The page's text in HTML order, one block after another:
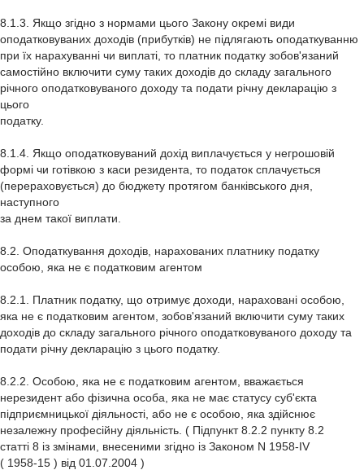
8.1.3. Якщо згідно з нормами цього Закону окремі види
оподатковуваних доходів (прибутків) не підлягають оподаткуванню
при їх нарахуванні чи виплаті, то платник податку зобов'язаний
самостійно включити суму таких доходів до складу загального
річного оподатковуваного доходу та подати річну декларацію з
цього
податку.
8.1.4. Якщо оподатковуваний дохід виплачується у негрошовій
формі чи готівкою з каси резидента, то податок сплачується
(перераховується) до бюджету протягом банківського дня,
наступного
за днем такої виплати.
8.2. Оподаткування доходів, нарахованих платнику податку
особою, яка не є податковим агентом
8.2.1. Платник податку, що отримує доходи, нараховані особою,
яка не є податковим агентом, зобов'язаний включити суму таких
доходів до складу загального річного оподатковуваного доходу та
подати річну декларацію з цього податку.
8.2.2. Особою, яка не є податковим агентом, вважається
нерезидент або фізична особа, яка не має статусу суб'єкта
підприємницької діяльності, або не є особою, яка здійснює
незалежну професійну діяльність. ( Підпункт 8.2.2 пункту 8.2
статті 8 із змінами, внесеними згідно із Законом N 1958-IV
( 1958-15 ) від 01.07.2004 )